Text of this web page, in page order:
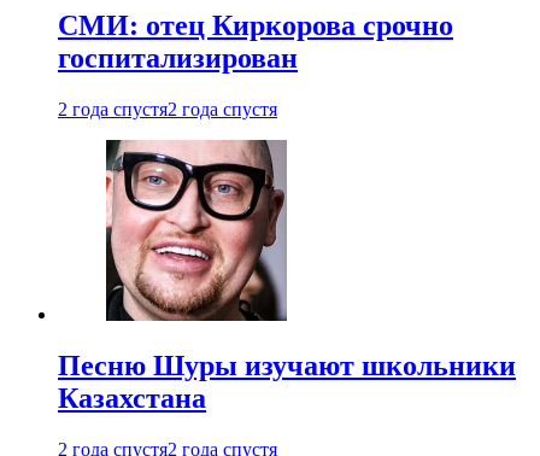
СМИ: отец Киркорова срочно
госпитализирован
2 года спустя2 года спустя
Песню Шуры изучают школьники
Казахстана
2 года спустя2 года спустя